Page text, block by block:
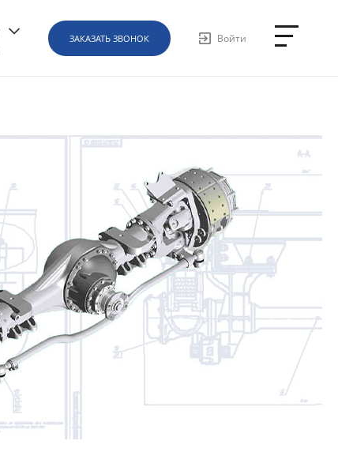
ЗАКАЗАТЬ ЗВОНОК Войти